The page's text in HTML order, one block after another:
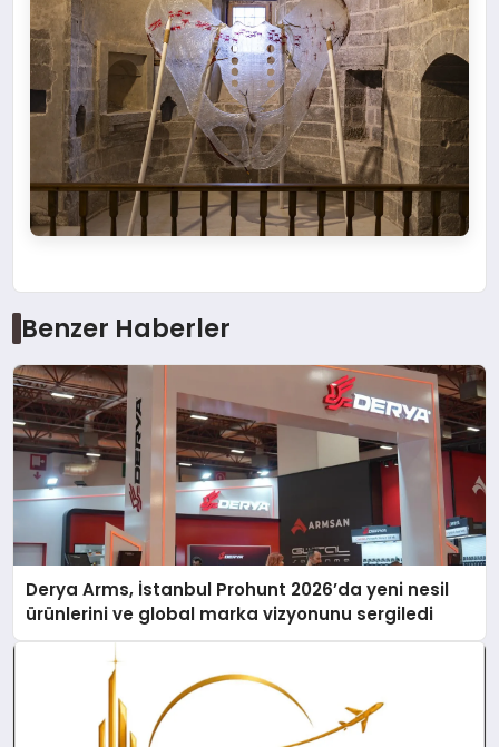
Benzer Haberler
Derya Arms, İstanbul Prohunt 2026’da yeni nesil
ürünlerini ve global marka vizyonunu sergiledi